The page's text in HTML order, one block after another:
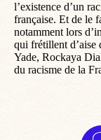
l’existence d’un
française. Et de le
notamment lors
qui frétillent d’aise
Yade, Rockaya
du racisme de la